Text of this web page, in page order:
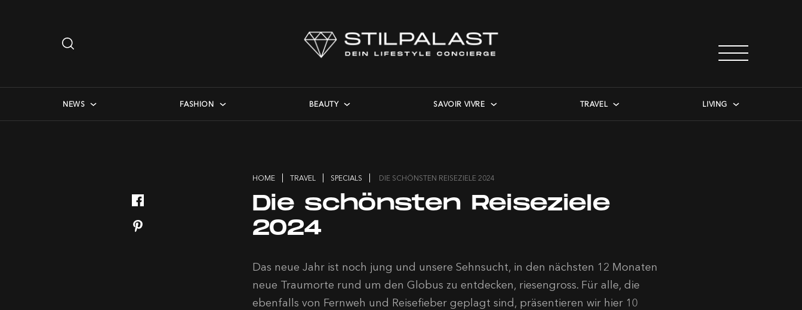
…
NEWS FASHION BEAUTY SAVOIR VIVRE TRAVEL LIVING
HOME TRAVEL SPECIALS DIE SCHÖNSTEN REISEZIELE 2024
Die schönsten Reiseziele
2024
Das neue Jahr ist noch jung und unsere Sehnsucht, in den nächsten 12 Monaten
neue Traumorte rund um den Globus zu entdecken, riesengross. Für alle, die
ebenfalls von Fernweh und Reisefieber geplagt sind, präsentieren wir hier 10